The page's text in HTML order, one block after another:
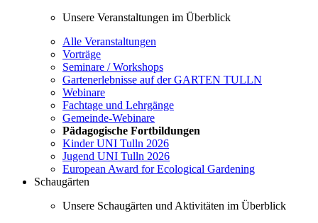
Unsere Veranstaltungen im Überblick
Alle Veranstaltungen
Vorträge
Seminare / Workshops
Gartenerlebnisse auf der GARTEN TULLN
Webinare
Fachtage und Lehrgänge
Gemeinde-Webinare
Pädagogische Fortbildungen
Kinder UNI Tulln 2026
Jugend UNI Tulln 2026
European Award for Ecological Gardening
Schaugärten
Unsere Schaugärten und Aktivitäten im Überblick